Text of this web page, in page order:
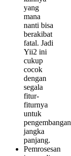
yang
mana
nanti bisa
berakibat
fatal. Jadi
Yii2 ini
cukup
cocok
dengan
segala
fitur-
fiturnya
untuk
pengembangan
jangka
panjang.
Pemrosesan